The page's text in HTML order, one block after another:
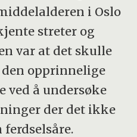
i Oslo
streter og
var at det skulle
opprinnelige
ved å undersøke
der det ikke